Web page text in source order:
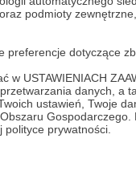
podmioty
dotyczące
w USTAWIENIACH
danych, a
ustawień, Twoje
prywatności.
z
prawo
*